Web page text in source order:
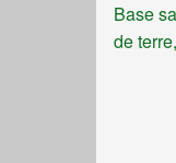
Base
de